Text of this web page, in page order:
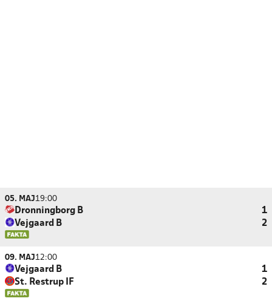
05. MAJ19:00
Dronningborg B
1
Vejgaard B
2
09. MAJ12:00
Vejgaard B
1
St. Restrup IF
2